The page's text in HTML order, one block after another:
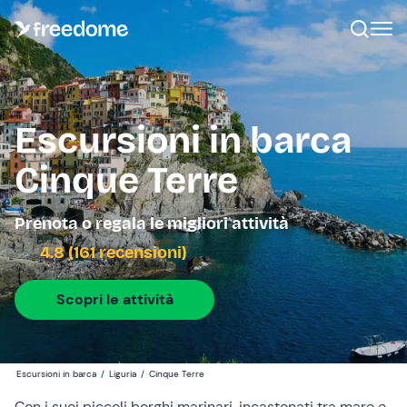
Escursioni in barca
Cinque Terre
Prenota o regala le migliori attività
4.8 (161 recensioni)
Scopri le attività
Escursioni in barca / Liguria / Cinque Terre